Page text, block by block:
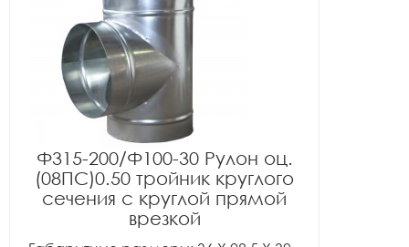
Ф315-200/Ф100-30 Рулон оц.
(08ПС)0.50 тройник круглого
сечения с круглой прямой
врезкой